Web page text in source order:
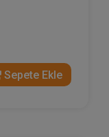
Sepete Ekle